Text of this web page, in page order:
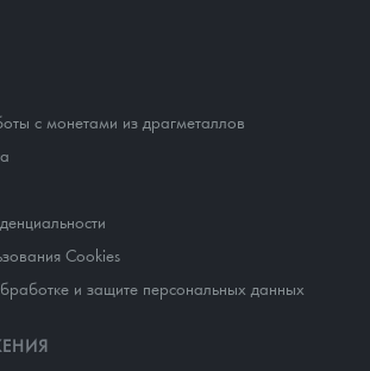
с монетами из драгметаллов
Cookies
и защите персональных данных